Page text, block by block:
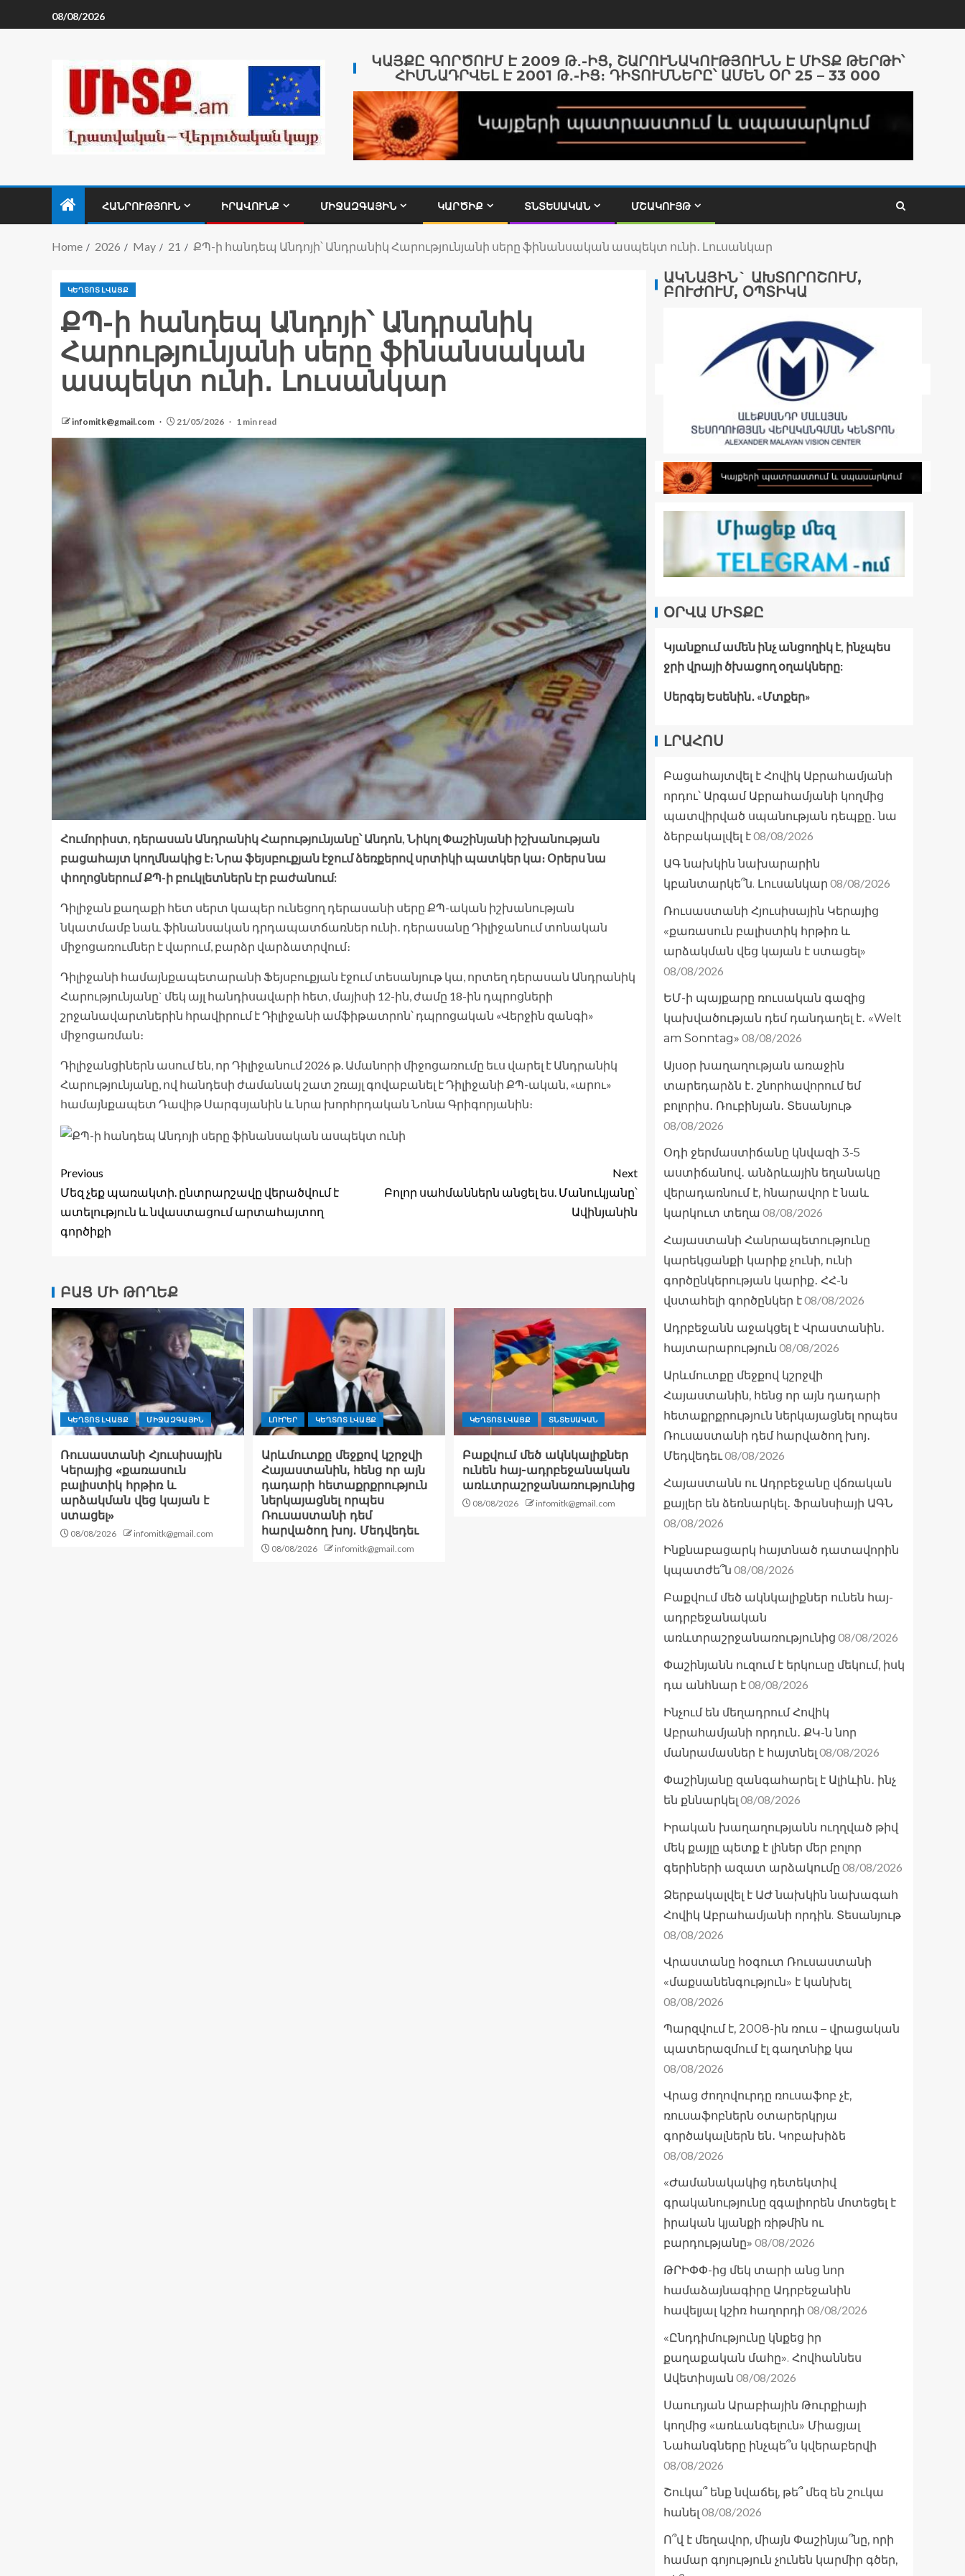
08/08/2026
ԿԱՅՔԸ ԳՈՐԾՈՒՄ Է 2009 Թ․-ԻՑ, ՇԱՐՈՒՆԱԿՈՒԹՅՈՒՆՆ Է ՄԻՏՔ ԹԵՐԹԻ՝
ՀԻՄՆԱԴՐՎԵԼ Է 2001 Թ․-ԻՑ։ ԴԻՏՈՒՄՆԵՐԸ՝ ԱՄԵՆ ՕՐ 25 – 33 000
ՀԱՆՐՈՒԹՅՈՒՆ ԻՐԱՎՈՒՆՔ ՄԻՋԱԶԳԱՅԻՆ ԿԱՐԾԻՔ ՏՆՏԵՍԱԿԱՆ ՄՇԱԿՈՒՅԹ
Home 2026 May 21 ՔՊ-ի հանդեպ Անդոյի՝ Անդրանիկ Հարությունյանի սերը ֆինանսական ասպեկտ ունի․ Լուսանկար
ԿԵՂՏՈՏ ԼՎԱՑՔ
ՔՊ-ի հանդեպ Անդոյի՝ Անդրանիկ
Հարությունյանի սերը ֆինանսական
ասպեկտ ունի․ Լուսանկար
infomitk@gmail.com 21/05/2026 1 min read
Հումորիստ, դերասան Անդրանիկ Հարությունյանը՝ Անդոն, Նիկոլ Փաշինյանի իշխանության
բացահայտ կողմնակից է։ Նրա ֆեյսբուքյան էջում ձեռքերով սրտիկի պատկեր կա։ Օրերս նա
փողոցներում ՔՊ-ի բուկլետներն էր բաժանում:
Դիլիջան քաղաքի հետ սերտ կապեր ունեցող դերասանի սերը ՔՊ-ական իշխանության
նկատմամբ նաև ֆինանսական դրդապատճառներ ունի․ դերասանը Դիլիջանում տոնական
միջոցառումներ է վարում, բարձր վարձատրվում։
Դիլիջանի համայնքապետարանի Ֆեյսբուքյան էջում տեսանյութ կա, որտեղ դերասան Անդրանիկ
Հարությունյանը` մեկ այլ հանդիսավարի հետ, մայիսի 12-ին, ժամը 18-ին դպրոցների
շրջանավարտներին հրավիրում է Դիլիջանի ամֆիթատրոն՝ դպրոցական «Վերջին զանգի»
միջոցառման։
Դիլիջանցիներն ասում են, որ Դիլիջանում 2026 թ. Ամանորի միջոցառումը եւս վարել է Անդրանիկ
Հարությունյանը, ով հանդեսի ժամանակ շատ շռայլ գովաբանել է Դիլիջանի ՔՊ-ական, «արու»
համայնքապետ Դավիթ Սարգսյանին և նրա խորհրդական Նոնա Գրիգորյանին։
Previous
Մեզ չեք պառակտի. ընտրարշավը վերածվում է
ատելություն և նվաստացում արտահայտող
գործիքի
Next
Բոլոր սահմաններն անցել ես. Մանուկյանը՝
Ավինյանին
ԲԱՑ ՄԻ ԹՈՂԵՔ
ԿԵՂՏՈՏ ԼՎԱՑՔ ՄԻՋԱԶԳԱՅԻՆ
Ռուսաստանի Հյուսիսային
Կերայից «քառասուն
բալիստիկ հրթիռ և
արձակման վեց կայան է
ստացել»
08/08/2026 infomitk@gmail.com
ԼՈՒՐԵՐ ԿԵՂՏՈՏ ԼՎԱՑՔ
Արևմուտքը մեջքով կշրջվի
Հայաստանին, հենց որ այն
դադարի հետաքրքրություն
ներկայացնել որպես
Ռուսաստանի դեմ
հարվածող խոյ․ Մեդվեդեւ
08/08/2026 infomitk@gmail.com
ԿԵՂՏՈՏ ԼՎԱՑՔ ՏՆՏԵՍԱԿԱՆ
Բաքվում մեծ ակնկալիքներ
ունեն հայ-ադրբեջանական
առևտրաշրջանառությունից
08/08/2026 infomitk@gmail.com
ԱԿՆԱՅԻՆ` ԱԽՏՈՐՈՇՈՒՄ,
ԲՈՒԺՈՒՄ, ՕՊՏԻԿԱ
ՕՐՎԱ ՄԻՏՔԸ
Կյանքում ամեն ինչ անցողիկ է, ինչպես
ջրի վրայի ծխացող օղակները:
Սերգեյ Եսենին․ «Մտքեր»
ԼՐԱՀՈՍ
Բացահայտվել է Հովիկ Աբրահամյանի
որդու՝ Արգամ Աբրահամյանի կողմից
պատվիրված սպանության դեպքը․ նա
ձերբակալվել է08/08/2026
ԱԳ նախկին նախարարին
կբանտարկե՞ն. Լուսանկար 08/08/2026
Ռուսաստանի Հյուսիսային Կերայից
«քառասուն բալիստիկ հրթիռ և
արձակման վեց կայան է ստացել»
08/08/2026
ԵՄ-ի պայքարը ռուսական գազից
կախվածության դեմ դանդաղել է․ «Welt
am Sonntag» 08/08/2026
Այսօր խաղաղության առաջին
տարեդարձն է․ շնորհավորում եմ
բոլորիս․ Ռուբինյան․ Տեսանյութ
08/08/2026
Օդի ջերմաստիճանը կնվազի 3-5
աստիճանով․ անձրևային եղանակը
վերադառնում է, հնարավոր է նաև
կարկուտ տեղա 08/08/2026
Հայաստանի Հանրապետությունը
կարեկցանքի կարիք չունի, ունի
գործընկերության կարիք․ ՀՀ-ն
վստահելի գործընկեր է08/08/2026
Ադրբեջանն աջակցել է Վրաստանին․
հայտարարություն 08/08/2026
Արևմուտքը մեջքով կշրջվի
Հայաստանին, հենց որ այն դադարի
հետաքրքրություն ներկայացնել որպես
Ռուսաստանի դեմ հարվածող խոյ․
Մեդվեդեւ08/08/2026
Հայաստանն ու Ադրբեջանը վճռական
քայլեր են ձեռնարկել․ Ֆրանսիայի ԱԳՆ
08/08/2026
Ինքնաբացարկ հայտնած դատավորին
կպատժե՞ն 08/08/2026
Բաքվում մեծ ակնկալիքներ ունեն հայ-
ադրբեջանական
առևտրաշրջանառությունից 08/08/2026
Փաշինյանն ուզում է երկուսը մեկում, իսկ
դա անհնար է08/08/2026
Ինչում են մեղադրում Հովիկ
Աբրահամյանի որդուն․ ՔԿ-ն նոր
մանրամասներ է հայտնել 08/08/2026
Փաշինյանը զանգահարել է Ալիևին․ ինչ
են քննարկել 08/08/2026
Իրական խաղաղությանն ուղղված թիվ
մեկ քայլը պետք է լիներ մեր բոլոր
գերիների ազատ արձակումը 08/08/2026
Ձերբակալվել է ԱԺ նախկին նախագահ
Հովիկ Աբրահամյանի որդին. Տեսանյութ
08/08/2026
Վրաստանը հօգուտ Ռուսաստանի
«մաքսանենգություն» է կանխել
08/08/2026
Պարզվում է, 2008-ին ռուս – վրացական
պատերազմում էլ գաղտնիք կա
08/08/2026
Վրաց ժողովուրդը ռուսաֆոբ չէ,
ռուսաֆոբներն օտարերկրյա
գործակալներն են․ Կոբախիձե
08/08/2026
«Ժամանակակից դետեկտիվ
գրականությունը զգալիորեն մոտեցել է
իրական կյանքի ռիթմին ու
բարդությանը» 08/08/2026
ԹՐԻՓՓ-ից մեկ տարի անց նոր
համաձայնագիրը Ադրբեջանին
հավելյալ կշիռ հաղորդի 08/08/2026
«Ընդդիմությունը կնքեց իր
քաղաքական մահը». Հովհաննես
Ավետիսյան 08/08/2026
Սաուդյան Արաբիային Թուրքիայի
կողմից «առևանգելուն» Միացյալ
Նահանգները ինչպե՞ս կվերաբերվի
08/08/2026
Շուկա՞ ենք նվաճել, թե՞ մեզ են շուկա
հանել 08/08/2026
Ո՞վ է մեղավոր, միայն Փաշինյա՞նը, որի
համար գոյություն չունեն կարմիր գծեր,